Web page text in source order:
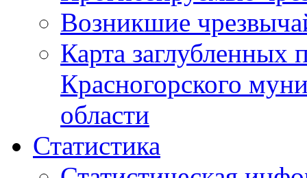
Возникшие
Карта
Красногорского
области
Статистика